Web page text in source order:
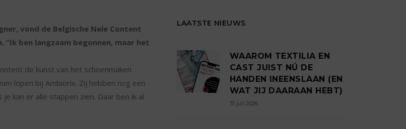
vond de Belgische Nele Content
ben langzaam begonnen, maar het
de kunst van het schoenmaken
lopen bij Ambiorix. Zij hebben nog een
kan er alle stappen zien. Daar ben ik al
LAATSTE NIEUWS
WAAROM TEXTILIA EN
CAST JUIST NÚ DE
HANDEN INEENSLAAN (EN
WAT JIJ DAARAAN HEBT)
31 juli 2026